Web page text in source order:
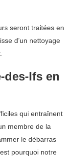
seront traitées en
d’un nettoyage
des-Ifs en
qui entraînent
membre de la
le débarras
pourquoi notre